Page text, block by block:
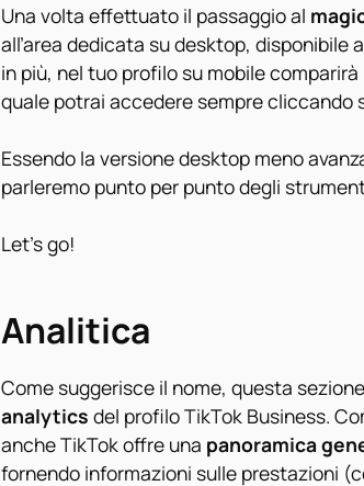
Una volta effettuato il passaggio al
all’area dedicata su desktop,
in più, nel tuo profilo su mobile comparirà
quale potrai accedere sempre cliccando
Essendo la versione desktop meno
parleremo punto per punto degli
Let’s go!
Analitica
Come suggerisce il nome, questa
analytics del profilo TikTok Business.
anche TikTok offre una panoramica
fornendo informazioni sulle prestazioni